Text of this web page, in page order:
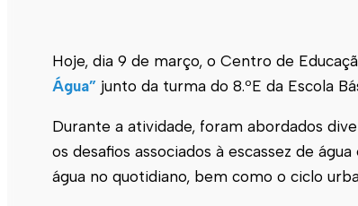
Hoje, dia 9 de março, o Centro de
Água” junto da turma do 8.ºE da Escola
Durante a atividade, foram abordados
os desafios associados à escassez de
água no quotidiano, bem como o ciclo